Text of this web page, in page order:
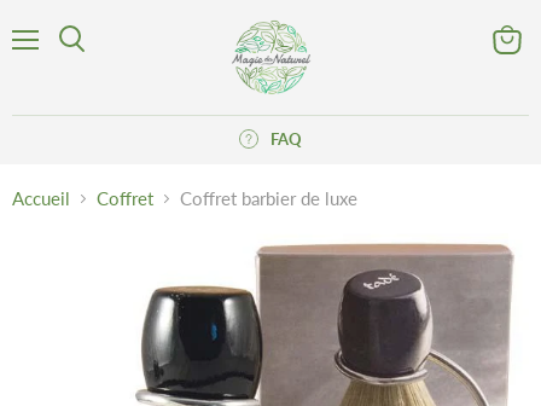
FAQ
Accueil Coffret Coffret barbier de luxe